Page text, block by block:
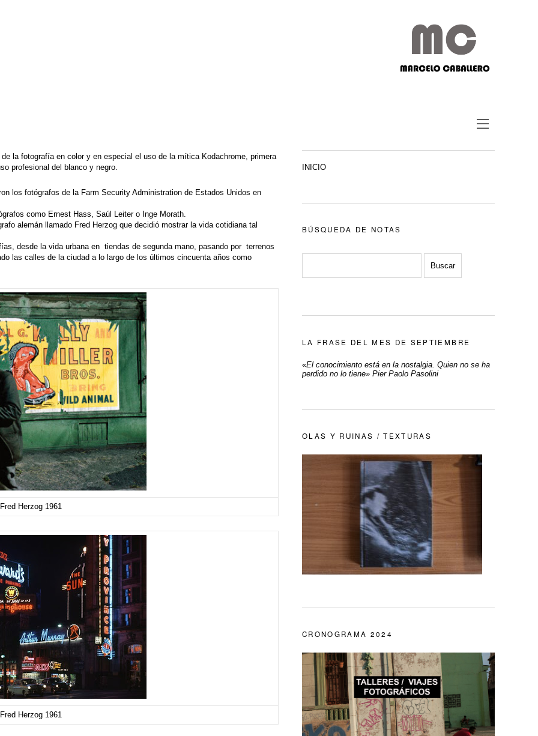
la fotografía en color y en especial el uso de la mítica Kodachrome, primera
profesional del blanco y negro.
los fotógrafos de la Farm Security Administration de Estados Unidos en
como Ernest Hass, Saúl Leiter o Inge Morath.
alemán llamado Fred Herzog que decidió mostrar la vida cotidiana tal
desde la vida urbana en tiendas de segunda mano, pasando por terrenos
las calles de la ciudad a lo largo de los últimos cincuenta años como
Herzog 1961
Herzog 1961
INICIO
BÚSQUEDA DE NOTAS
LA FRASE DEL MES DE SEPTIEMBRE
«El conocimiento está en la nostalgia. Quien no se ha
perdido no lo tiene» Pier Paolo Pasolini
OLAS Y RUINAS / TEXTURAS
CRONOGRAMA 2024